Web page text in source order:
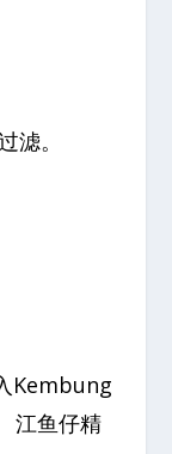
滤。
Kembung
江鱼仔精